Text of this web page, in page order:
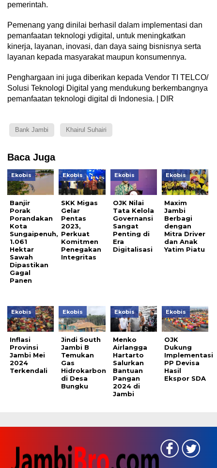
pemerintah.
Pemenang yang dinilai berhasil dalam implementasi dan
pemanfaatan teknologi ydigital, untuk meningkatkan
kinerja, layanan, inovasi, dan daya saing bisnisnya serta
layanan kepada masyarakat maupun konsumennya.
Penghargaan ini juga diberikan kepada Vendor TI TELCO/
Solusi Teknologi Digital yang mendukung berkembangnya
pemanfaatan teknologi digital di Indonesia. | DIR
Bank Jambi Khairul Suhairi
Baca Juga
Ekobis
Banjir
Porak
Porandakan
Kota
Sungaipenuh,
1.061
Hektar
Sawah
Dipastikan
Gagal
Panen
Ekobis
SKK Migas
Gelar
Pentas
2023,
Perkuat
Komitmen
Penegakan
Integritas
Ekobis
OJK Nilai
Tata Kelola
Governansi
Sangat
Penting di
Era
Digitalisasi
Ekobis
Maxim
Jambi
Berbagi
dengan
Mitra Driver
dan Anak
Yatim Piatu
Ekobis
Inflasi
Provinsi
Jambi Mei
2024
Terkendali
Ekobis
Jindi South
Jambi B
Temukan
Gas
Hidrokarbon
di Desa
Bungku
Ekobis
Menko
Airlangga
Hartarto
Salurkan
Bantuan
Pangan
2024 di
Jambi
Ekobis
OJK
Dukung
Implementasi
PP Devisa
Hasil
Ekspor SDA